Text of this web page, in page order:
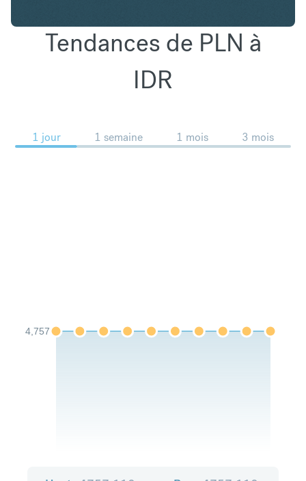
Tendances de PLN à
IDR
1 jour 1 semaine 1 mois 3 mois
4,757